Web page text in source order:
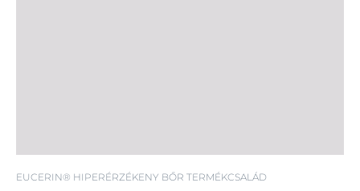
EUCERIN® HIPERÉRZÉKENY BŐR TERMÉKCSALÁD